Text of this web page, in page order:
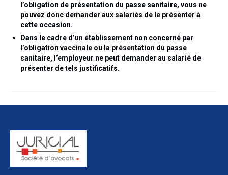
l’obligation de présentation du passe sanitaire, vous ne
pouvez donc demander aux salariés de le présenter à
cette occasion.
Dans le cadre d’un établissement non concerné par
l’obligation vaccinale ou la présentation du passe
sanitaire, l’employeur ne peut demander au salarié de
présenter de tels justificatifs.